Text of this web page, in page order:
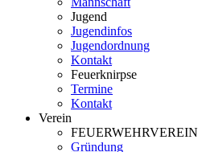
Jugend
Jugendinfos
Jugendordnung
Kontakt
Feuerknirpse
Termine
Kontakt
Verein
FEUERWEHRVEREIN
Gründung